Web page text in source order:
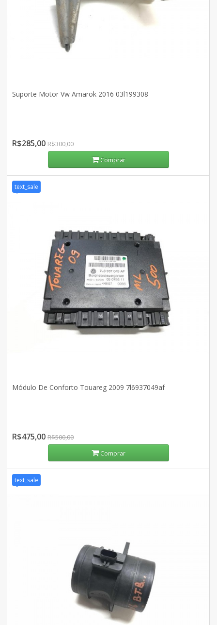
Suporte Motor Vw Amarok 2016 03l199308
R$285,00 R$300,00
Comprar
text_sale
Módulo De Conforto Touareg 2009 7l6937049af
R$475,00 R$500,00
Comprar
text_sale